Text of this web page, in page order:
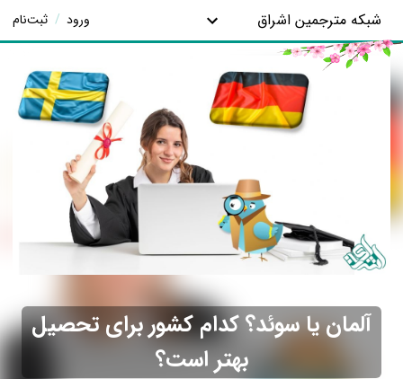
شبکه مترجمین اشراق ورود / ثبت‌نام
آلمان یا سوئد؟ کدام کشور برای تحصیل
بهتر است؟